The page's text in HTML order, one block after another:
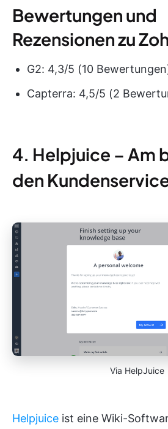
Bewertungen und
Rezensionen zu
G2: 4,3/5 (10
Capterra: 4,5/5 (2
4. Helpjuice – Am
den
Via HelpJuice
Helpjuice ist eine Wiki-